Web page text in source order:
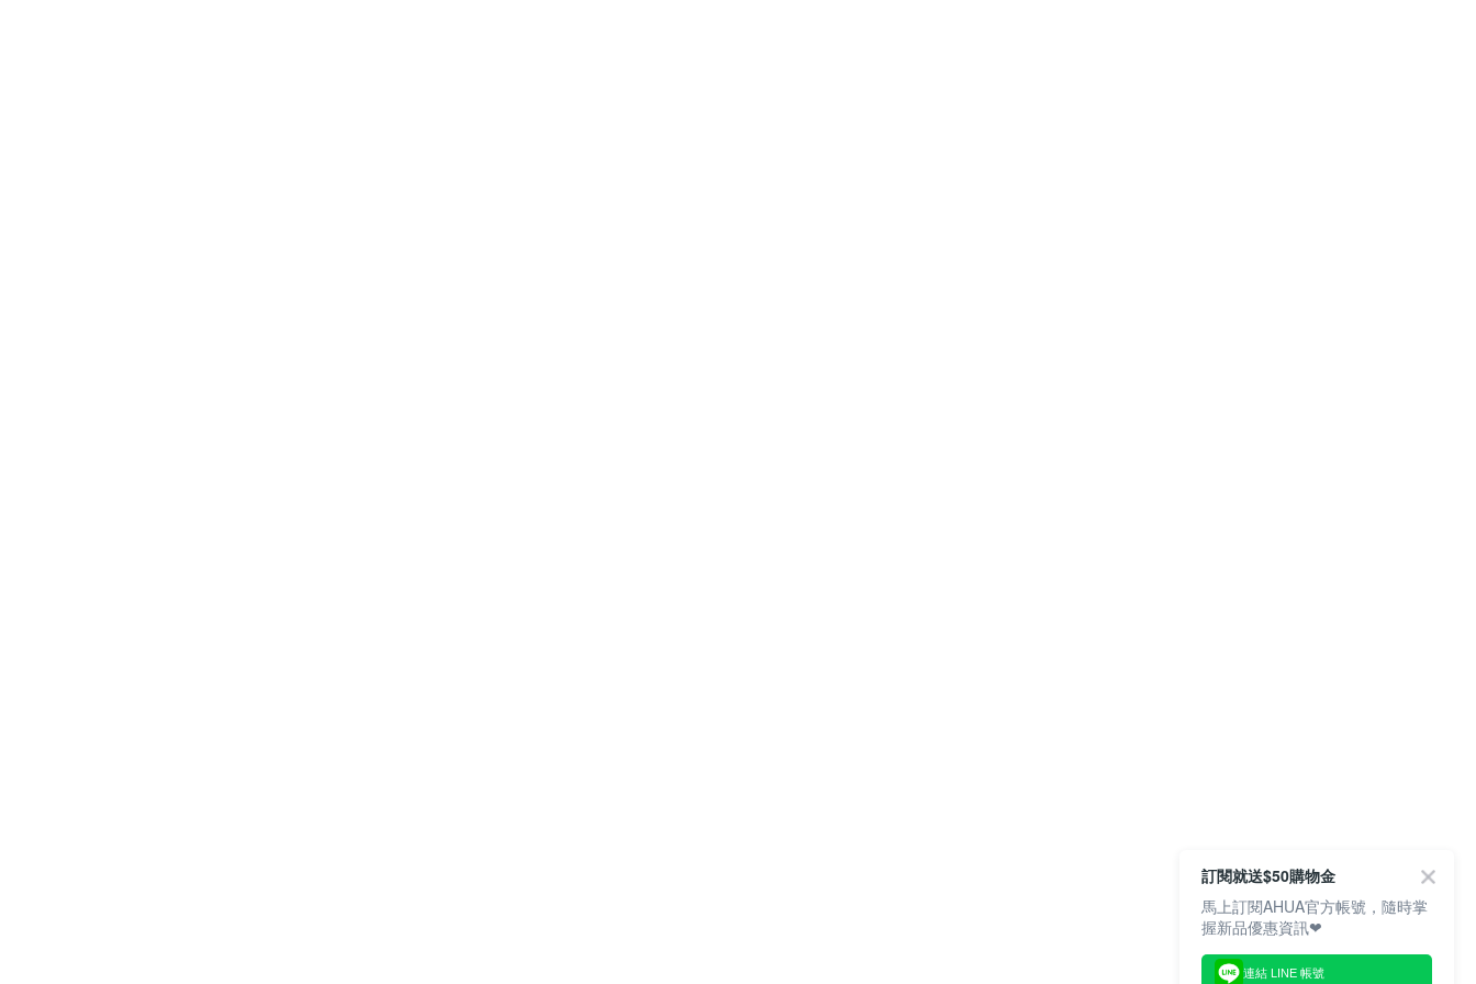
訂閱就送$50購物金
馬上訂閱AHUA官方帳號，隨時掌
握新品優惠資訊❤
連結 LINE 帳號